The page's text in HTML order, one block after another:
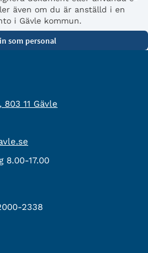
även om du är anställd i en
i Gävle kommun.
11 Gävle
8.00-17.00
2338